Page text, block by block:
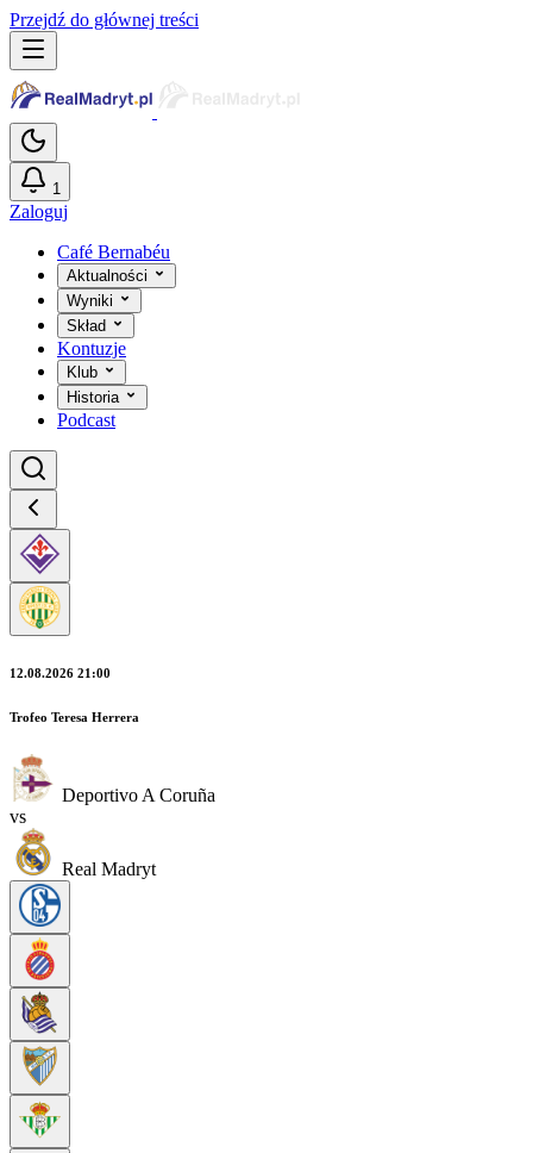
Przejdź do głównej treści
1
Zaloguj
Café Bernabéu
Aktualności
Wyniki
Skład
Kontuzje
Klub
Historia
Podcast
12.08.2026 21:00
Trofeo Teresa Herrera
Deportivo A Coruña
vs
Real Madryt